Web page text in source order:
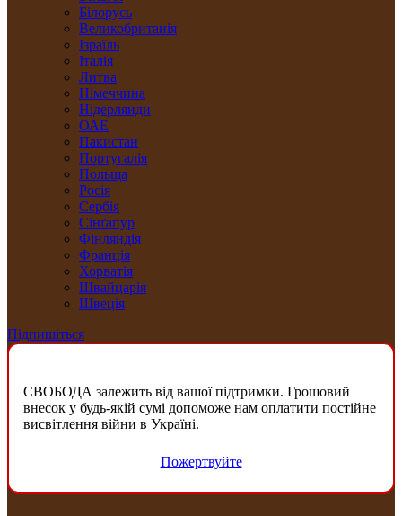
Білорусь
Великобританія
Ізраїль
Італія
Литва
Німеччина
Нідерлянди
ОАЕ
Пакистан
Португалія
Польща
Росія
Сербія
Сінґапур
Фінляндія
Франція
Хорватія
Швайцарія
Швеція
Підпишіться
СВОБОДА залежить від вашої підтримки. Грошовий
внесок у будь-якій сумі допоможе нам оплатити постійне
висвітлення війни в Україні.
Пожертвуйте